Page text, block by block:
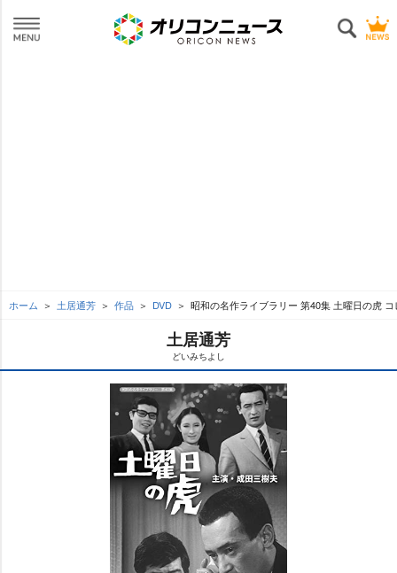
ホーム 土居通芳 作品 DVD 昭和の名作ライブラリー 第40集 土曜日の虎
土居通芳
どいみちよし